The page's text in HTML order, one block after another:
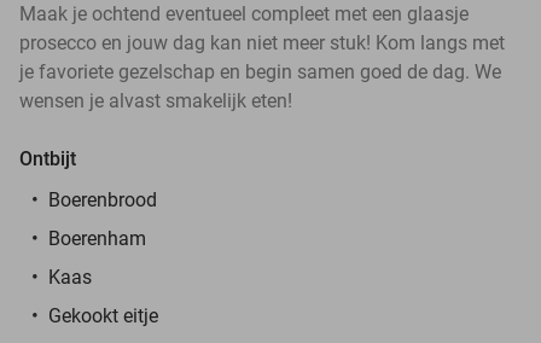
Maak je ochtend eventueel compleet met een glaasje
prosecco en jouw dag kan niet meer stuk! Kom langs met
je favoriete gezelschap en begin samen goed de dag. We
wensen je alvast smakelijk eten!
Ontbijt
Boerenbrood
Boerenham
Kaas
Gekookt eitje